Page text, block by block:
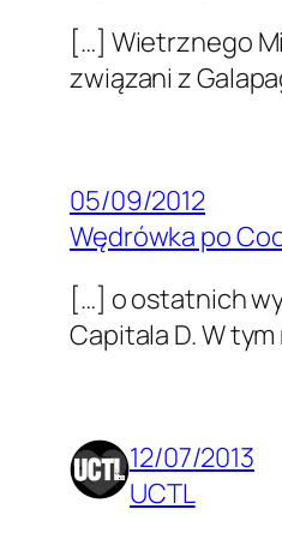
[…] Wietrznego
związani z
05/09/2012
Wędrówka po
[…] o ostat­nich
Cap­i­tala D. W
12/07/2013
UCTL